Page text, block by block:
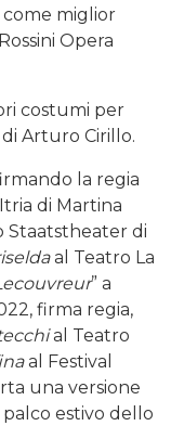
miglior
Opera
costumi per
Arturo Cirillo.
la regia
di Martina
Staatstheater di
al Teatro La
” a
firma regia,
al Teatro
al Festival
una versione
estivo dello